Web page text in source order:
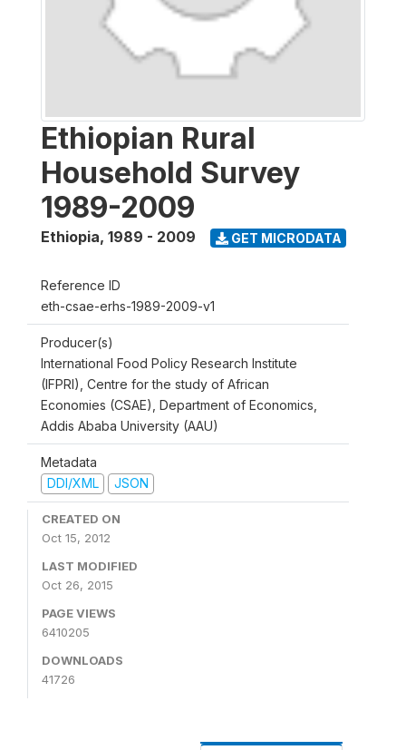
Ethiopian Rural
Household Survey
1989-2009
Ethiopia, 1989 - 2009 GET MICRODATA
Reference ID
eth-csae-erhs-1989-2009-v1
Producer(s)
International Food Policy Research Institute
(IFPRI), Centre for the study of African
Economies (CSAE), Department of Economics,
Addis Ababa University (AAU)
Metadata
DDI/XML
JSON
CREATED ON
Oct 15, 2012
LAST MODIFIED
Oct 26, 2015
PAGE VIEWS
6410205
DOWNLOADS
41726